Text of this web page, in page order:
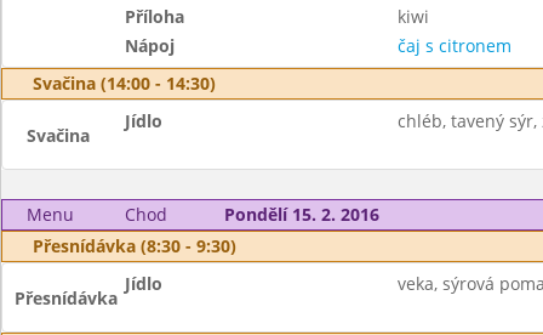
Příloha
kiwi
Nápoj
čaj s citronem
Svačina (14:00 - 14:30)
Svačina
Jídlo chléb, tavený
Menu Chod
Pondělí 15. 2. 2016
Přesnídávka (8:30 - 9:30)
Přesnídávka
Jídlo veka, sýrová